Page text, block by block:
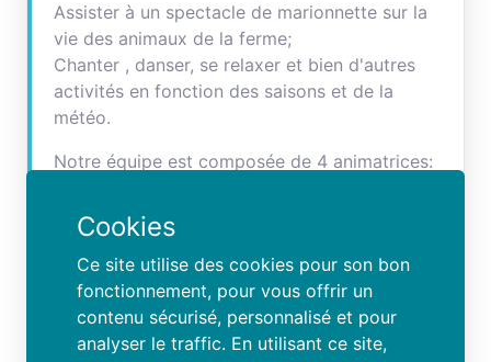
Cookies
Ce site utilise des cookies pour son bon
fonctionnement, pour vous offrir un
contenu sécurisé, personnalisé et pour
analyser le traffic. En utilisant ce site,
Assister à un spectacle de marionnette sur la
vie des animaux de la ferme;
Chanter , danser, se relaxer et bien d'autres
activités en fonction des saisons et de la
météo.
Notre équipe est composée de 4 animatrices:
.A notre équipe, s'ajoutent des animateurs
super motivés , qui aiment le contact avec les
enfants et les animaux.
Souvent, ce sont des étudiants qui ont été
animés chez nous durant leur petite enfance ;)